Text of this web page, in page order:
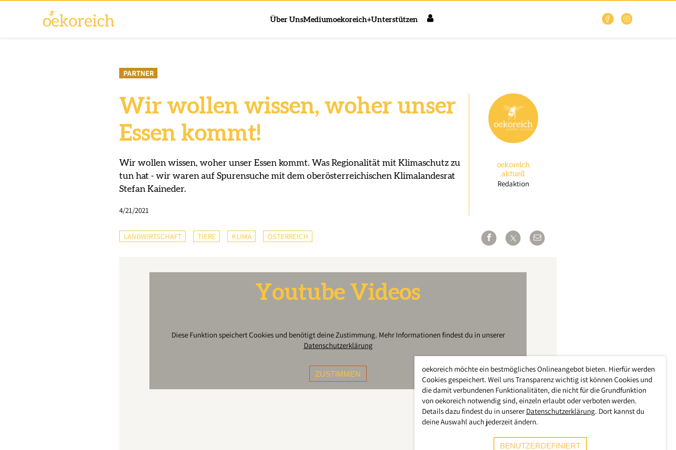
Über UnsMediumoekoreich+Unterstützen
PARTNER
Wir wollen wissen, woher unser
Essen kommt!
Wir wollen wissen, woher unser Essen kommt. Was Regionalität mit Klimaschutz zu
tun hat - wir waren auf Spurensuche mit dem oberösterreichischen Klimalandesrat
Stefan Kaineder.
4/21/2021
oekoreich
aktuell
Redaktion
LANDWIRTSCHAFT TIERE KLIMA ÖSTERREICH
Youtube Videos
Diese Funktion speichert Cookies und benötigt deine Zustimmung. Mehr Informationen findest du in unserer
Datenschutzerklärung
ZUSTIMMEN
oekoreich möchte ein bestmögliches Onlineangebot bieten. Hierfür werden
Cookies gespeichert. Weil uns Transparenz wichtig ist können Cookies und
die damit verbundenen Funktionalitäten, die nicht für die Grundfunktion
von oekoreich notwendig sind, einzeln erlaubt oder verboten werden.
Details dazu findest du in unserer Datenschutzerklärung. Dort kannst du
deine Auswahl auch jederzeit ändern.
BENUTZERDEFINIERT